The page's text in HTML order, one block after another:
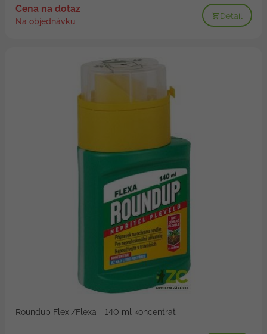
Cena na dotaz
Na objednávku
Detail
Roundup Flexi/Flexa - 140 ml koncentrat